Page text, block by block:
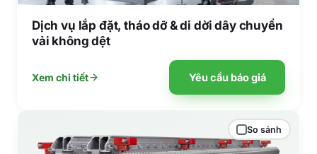
Dịch vụ lắp đặt, tháo dỡ & di dời dây chuyền
vải không dệt
Xem chi tiết Yêu cầu báo giá
So sánh